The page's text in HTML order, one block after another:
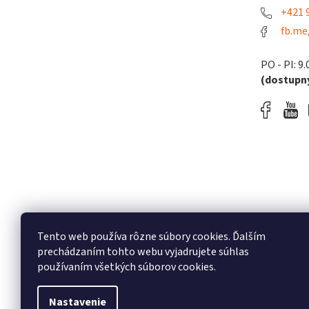
Tento web používa rôzne súbory cookies. Ďalším
prechádzaním tohto webu vyjadrujete súhlas
používaním všetkých súborov cookies.
Nastavenie
+421
PO - PI: